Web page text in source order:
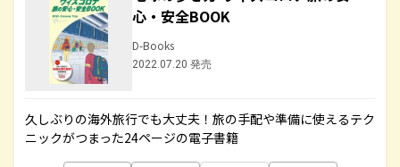
心・安全BOOK
D-Books
2022.07.20 発売
久しぶりの海外旅行でも大丈夫！旅の手配や準備に使えるテク
ニックがつまった24ページの電子書籍